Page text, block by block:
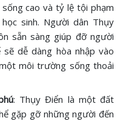
cao và tỷ lệ tội phạm
sinh. Người dân Thụy
sẵn sàng giúp đỡ người
dễ dàng hòa nhập vào
môi trường sống thoải
: Thụy Điển là một đất
gặp gỡ những người đến